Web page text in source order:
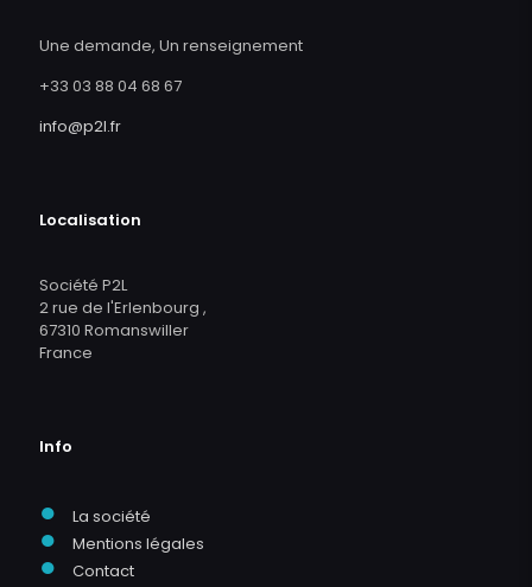
Une demande, Un renseignement
+33 03 88 04 68 67
info@p2l.fr
Localisation
Société P2L
2 rue de l'Erlenbourg ,
67310 Romanswiller
France
Info
● La société
● Mentions légales
● Contact